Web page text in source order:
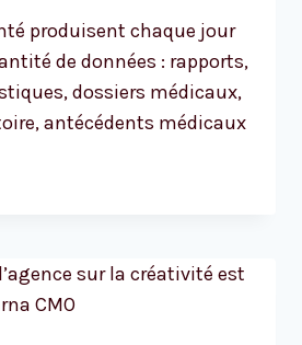
produisent chaque jour
de données : rapports,
dossiers médicaux,
antécédents médicaux